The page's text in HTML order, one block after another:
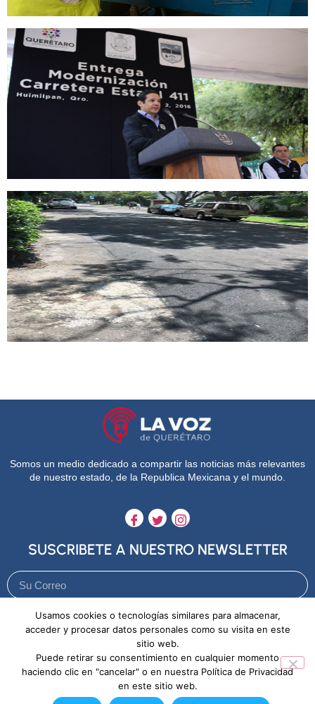
Somos un medio dedicado a compartir las noticias más relevantes
de nuestro estado, de la Republica Mexicana y el mundo.
SUSCRIBETE A NUESTRO NEWSLETTER
Enviar
Aviso de Privacidad Política de Cookies
Usamos cookies o tecnologías similares para almacenar,
acceder y procesar datos personales como su visita en este
sitio web.
Puede retirar su consentimiento en cualquier momento
haciendo clic en "cancelar" o en nuestra Política de Privacidad
en este sitio web.